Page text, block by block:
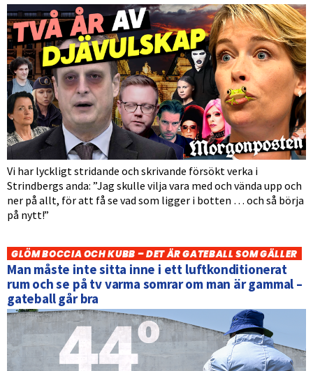
Vi har lyckligt stridande och skrivande försökt verka i
Strindbergs anda: ”Jag skulle vilja vara med och vända upp och
ner på allt, för att få se vad som ligger i botten … och så börja
på nytt!”
GLÖM BOCCIA OCH KUBB – DET ÄR GATEBALL SOM GÄLLER
Man måste inte sitta inne i ett luftkonditionerat
rum och se på tv varma somrar om man är gammal –
gateball går bra